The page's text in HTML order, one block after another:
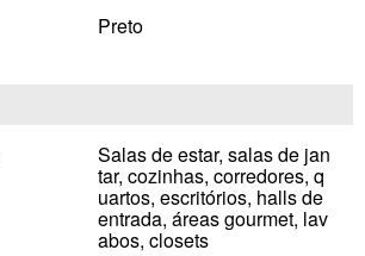
Preto
Salas de estar, salas de jan
tar, cozinhas, corredores, q
uartos, escritórios, halls de
entrada, áreas gourmet, lav
abos, closets